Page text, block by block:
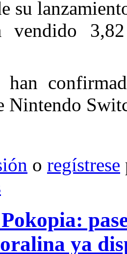
su
vendido
han
Nintendo
o regístrese
ya